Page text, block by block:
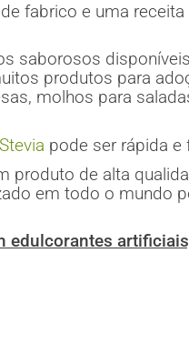
fabrico e uma
saborosos
produtos para
molhos para
pode ser rápida
produto de alta
em todo o mundo
edulcorantes